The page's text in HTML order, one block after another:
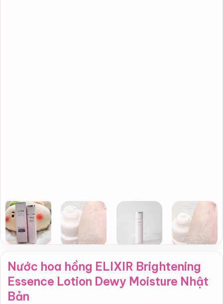
Nước hoa hồng ELIXIR Brightening
Essence Lotion Dewy Moisture Nhật
Bản